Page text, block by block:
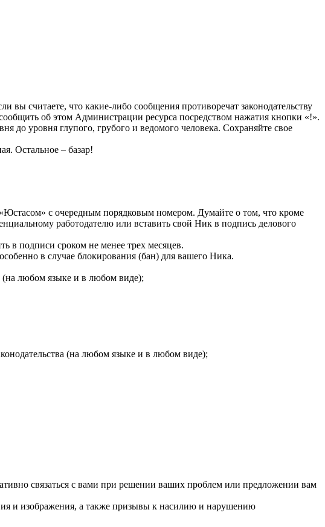
считаете, что какие-либо сообщения противоречат законодательству
об этом Администрации ресурса посредством нажатия кнопки «!».
до уровня глупого, грубого и ведомого человека. Сохраняйте свое
Остальное – базар!
с очередным порядковым номером. Думайте о том, что кроме
работодателю или вставить свой Ник в подпись делового
в подписи сроком не менее трех месяцев.
в случае блокирования (бан) для вашего Ника.
любом языке и в любом виде);
(на любом языке и в любом виде);
связаться с вами при решении ваших проблем или предложении вам
и изображения, а также призывы к насилию и нарушению